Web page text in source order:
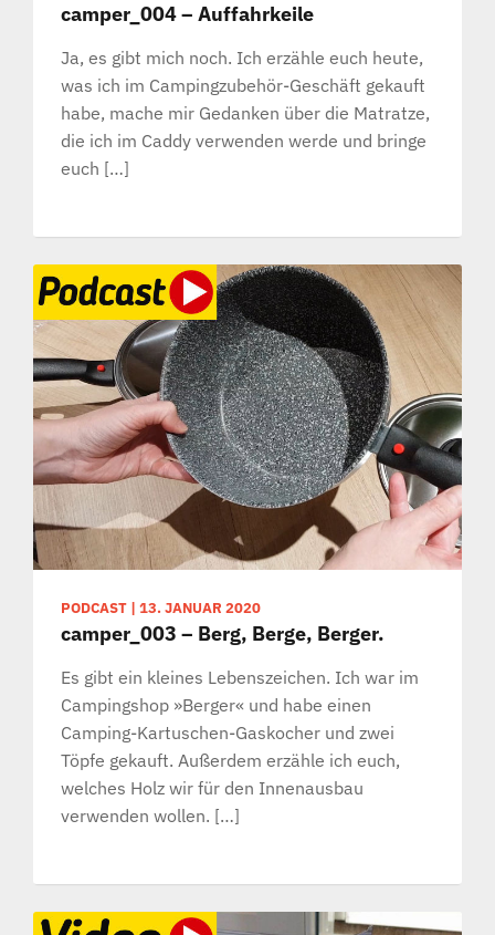
camper_004 – Auffahrkeile
Ja, es gibt mich noch. Ich erzähle euch heute,
was ich im Campingzubehör-Geschäft gekauft
habe, mache mir Gedanken über die Matratze,
die ich im Caddy verwenden werde und bringe
euch […]
PODCAST | 13. JANUAR 2020
camper_003 – Berg, Berge, Berger.
Es gibt ein kleines Lebenszeichen. Ich war im
Campingshop »Berger« und habe einen
Camping-Kartuschen-Gaskocher und zwei
Töpfe gekauft. Außerdem erzähle ich euch,
welches Holz wir für den Innenausbau
verwenden wollen. […]